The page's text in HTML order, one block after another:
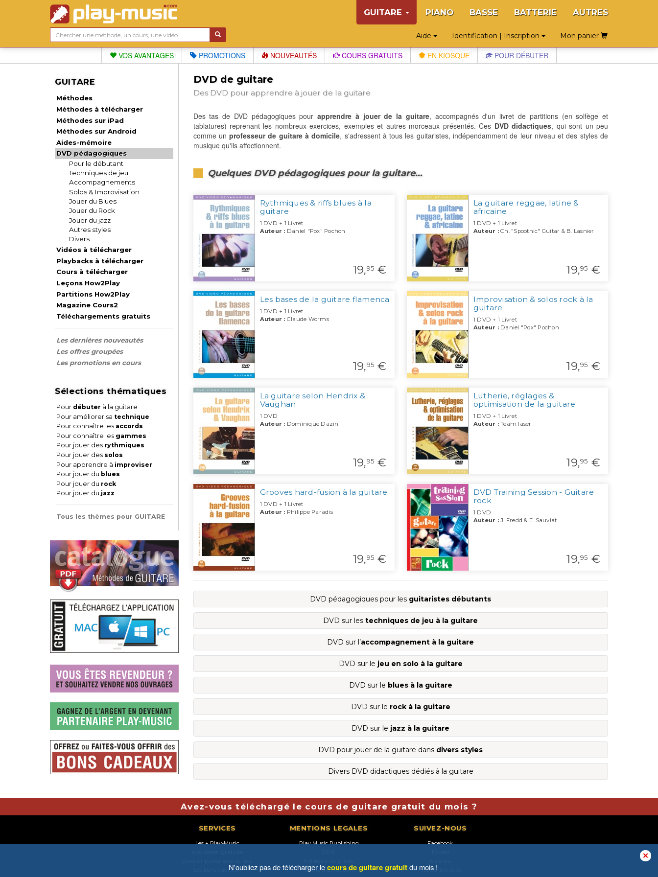
GUITARE PIANO BASSE BATTERIE AUTRES
Aide Identification | Inscription Mon panier
VOS AVANTAGES PROMOTIONS NOUVEAUTÉS COURS GRATUITS EN KIOSQUE POUR DÉBUTER
GUITARE
Méthodes
Méthodes à télécharger
Méthodes sur iPad
Méthodes sur Android
Aides-mémoire
DVD pédagogiques
Pour le débutant
Techniques de jeu
Accompagnements
Solos & Improvisation
Jouer du Blues
Jouer du Rock
Jouer du jazz
Autres styles
Divers
Vidéos à télécharger
Playbacks à télécharger
Cours à télécharger
Leçons How2Play
Partitions How2Play
Magazine Cours2
Téléchargements gratuits
Les dernières nouveautés
Les offres groupées
Les promotions en cours
Sélections thématiques
Pour débuter à la guitare
Pour améliorer sa technique
Pour connaître les accords
Pour connaître les gammes
Pour jouer des rythmiques
Pour jouer des solos
Pour apprendre à improviser
Pour jouer du blues
Pour jouer du rock
Pour jouer du jazz
Tous les thèmes pour GUITARE
DVD de guitare
Des DVD pour apprendre à jouer de la guitare
Des tas de DVD pédagogiques pourapprendre à jouer de la guitare, accompagnés d'un livret de partitions (en solfège et
tablatures) reprenant les nombreux exercices, exemples et autres morceaux présentés. Ces DVD didactiques, qui sont un peu
comme unprofesseur de guitare à domicile, s'adressent à tous les guitaristes, indépendamment de leur niveau et des styles de
musique qu'ils affectionnent.
Quelques DVD pédagogiques pour la guitare…
Rythmiques & riffs blues à la
guitare
1 DVD + 1 Livret
Auteur : Daniel "Pox" Pochon
19,95 €
La guitare reggae, latine &
africaine
1 DVD + 1 Livret
Auteur :Ch. "Spootnic" Guitar & B. Lasnier
19,95 €
Les bases de la guitare flamenca
1 DVD + 1 Livret
Auteur : Claude Worms
19,95 €
Improvisation & solos rock à la
guitare
1 DVD + 1 Livret
Auteur :Daniel "Pox" Pochon
19,95 €
La guitare selon Hendrix &
Vaughan
1 DVD
Auteur : Dominique Dazin
19,95 €
Lutherie, réglages &
optimisation de la guitare
1 DVD + 1 Livret
Auteur :Team laser
19,95 €
Grooves hard-fusion à la guitare
1 DVD + 1 Livret
Auteur : Philippe Paradis
19,95 €
DVD Training Session - Guitare
rock
1 DVD
Auteur :J. Fredd & E. Sauviat
19,95 €
DVD pédagogiques pour les guitaristes débutants
DVD sur lestechniques de jeu à la guitare
DVD sur l’accompagnement à la guitare
DVD sur le jeu en solo à la guitare
DVD sur le blues à la guitare
DVD sur le rock à la guitare
DVD sur le jazz à la guitare
DVD pour jouer de la guitare dans divers styles
Divers DVD didactiques dédiés à la guitare
Avez-vous téléchargé le cours de guitare gratuit du mois ?
SERVICES
Les + Play-Music
Les bons cadeaux
MENTIONS LEGALES
Play Music Publishing
Droits d'utilisation
SUIVEZ-NOUS
Facebook
Nos partenaires
✕
N'oubliez pas de télécharger lecours de guitare gratuitdu mois !